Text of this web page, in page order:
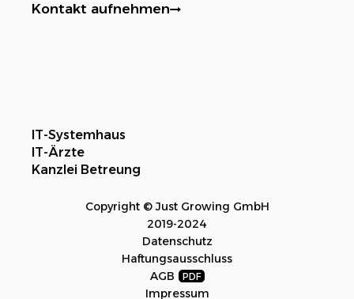
Kontakt aufnehmen
IT-Systemhaus
IT-Ärzte
Kanzlei Betreung
Copyright © Just Growing GmbH
2019-2024
Datenschutz
Haftungsausschluss
AGB
Impressum